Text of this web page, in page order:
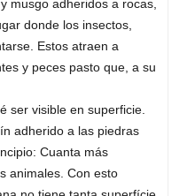
musgo adheridos a rocas,
donde los insectos,
Estos atraen a
y peces pasto que, a su
ser visible en superficie.
adherido a las piedras
Cuanta más
animales. Con esto